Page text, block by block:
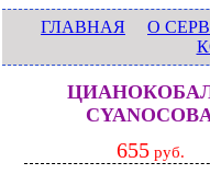
ГЛАВНАЯ О
655 руб.